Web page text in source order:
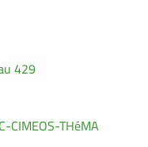
429
CIMEOS-THéMA